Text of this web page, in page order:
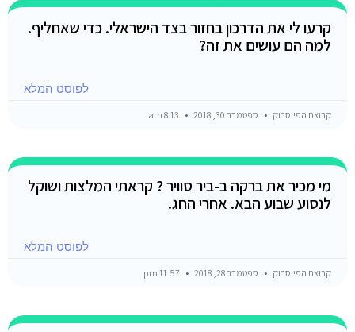
קרעו לי את הדרכון בחזור בצד הישראלי. כדי שאחליף.
למה הם עושים את זה?
לפוסט המלא
קבוצת הפייסבוק ספטמבר 30, 2018
מי מכיר את ברקה ב-ביר סוויר ? קראתי המלצות ושוקל
לנסוע שבוע הבא. אחרי החג.
לפוסט המלא
קבוצת הפייסבוק ספטמבר 28, 2018